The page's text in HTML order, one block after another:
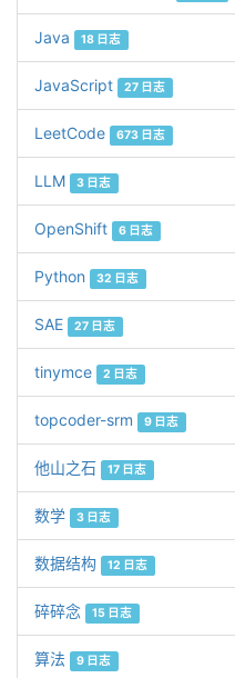
Java 18 日志
JavaScript 27 日志
LeetCode 673 日志
LLM 3 日志
OpenShift 6 日志
Python 32 日志
SAE 27 日志
tinymce 2 日志
topcoder-srm 9 日志
他山之石 17 日志
数学 3 日志
数据结构 12 日志
碎碎念 15 日志
算法 9 日志